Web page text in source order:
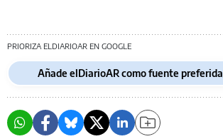
PRIORIZA ELDIARIOAR EN GOOGLE
Añade elDiarioAR como fuente preferida